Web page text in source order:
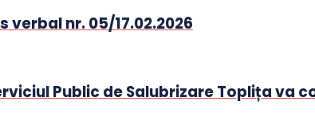
nr. 05/17.02.2026
Public de Salubrizare Toplița va